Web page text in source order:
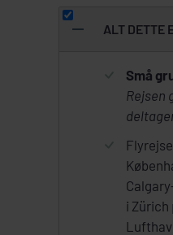
ALT DETTE
Små
Rejsen
i Zürich